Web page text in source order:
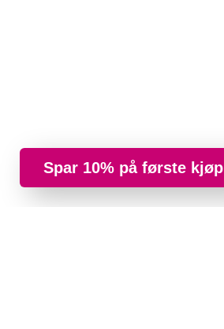
Spar 10% på første kjøp